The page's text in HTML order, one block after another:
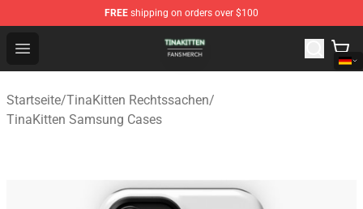
FREE shipping on orders over $100
Open menu
TinaKitten Shop - Official TinaKitten Merchandise Store
Startseite/TinaKitten Rechtssachen/
TinaKitten Samsung Cases